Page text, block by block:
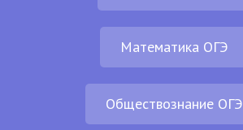
Математика ОГЭ
Обществознание ОГЭ